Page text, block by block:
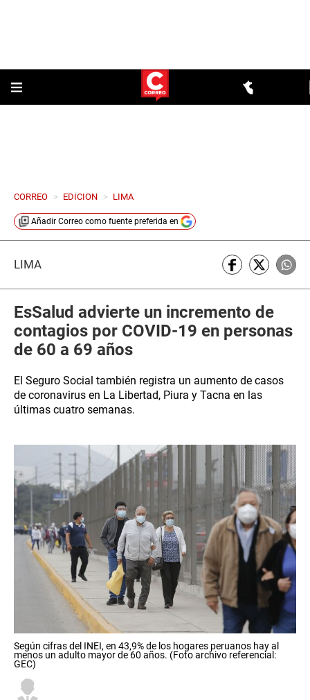
CORREO > EDICION > LIMA
Añadir Correo como fuente preferida en
LIMA
EsSalud advierte un incremento de
contagios por COVID-19 en personas
de 60 a 69 años
El Seguro Social también registra un aumento de casos
de coronavirus en La Libertad, Piura y Tacna en las
últimas cuatro semanas.
Según cifras del INEI, en 43,9% de los hogares peruanos hay al
menos un adulto mayor de 60 años. (Foto archivo referencial:
GEC)